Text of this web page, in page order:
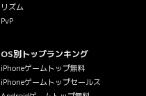
リズム
PvP
OS別トップランキング
iPhoneゲームトップ無料
iPhoneゲームトップセールス